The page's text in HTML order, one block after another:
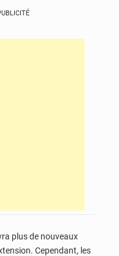
plus de nouveaux
Cependant, les